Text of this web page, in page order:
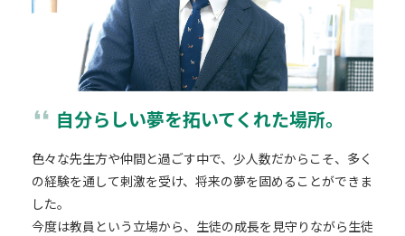
format_quote 自分らしい夢を拓いてくれた場所。
色々な先生方や仲間と過ごす中で、少人数だからこそ、多く
の経験を通して剌激を受け、将来の夢を固めることができま
した。
今度は教員という立場から、生徒の成長を見守りながら生徒